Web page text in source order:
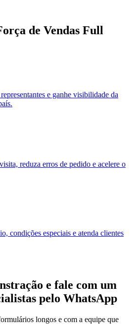
de Vendas Full
e ganhe visibilidade da
reduza erros de pedido e acelere o
condições especiais e atenda clientes
e fale com um
pelo WhatsApp
longos e com a equipe que